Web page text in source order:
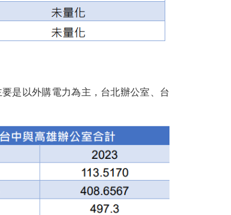
是以外購電力為主，台北辦公室、台